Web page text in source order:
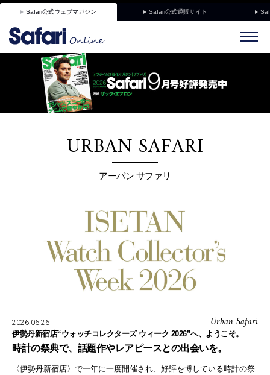
Safari公式ウェブマガジン Safari公式通販サイト
URBAN SAFARI
アーバン サファリ
Urban Safari
2026.06.26
伊勢丹新宿店“ウォッチコレクターズ ウィーク 2026”へ、ようこそ。
時計の祭典で、話題作やレアピースとの出会いを。
〈伊勢丹新宿店〉で一年に一度開催され、好評を博している時計の祭